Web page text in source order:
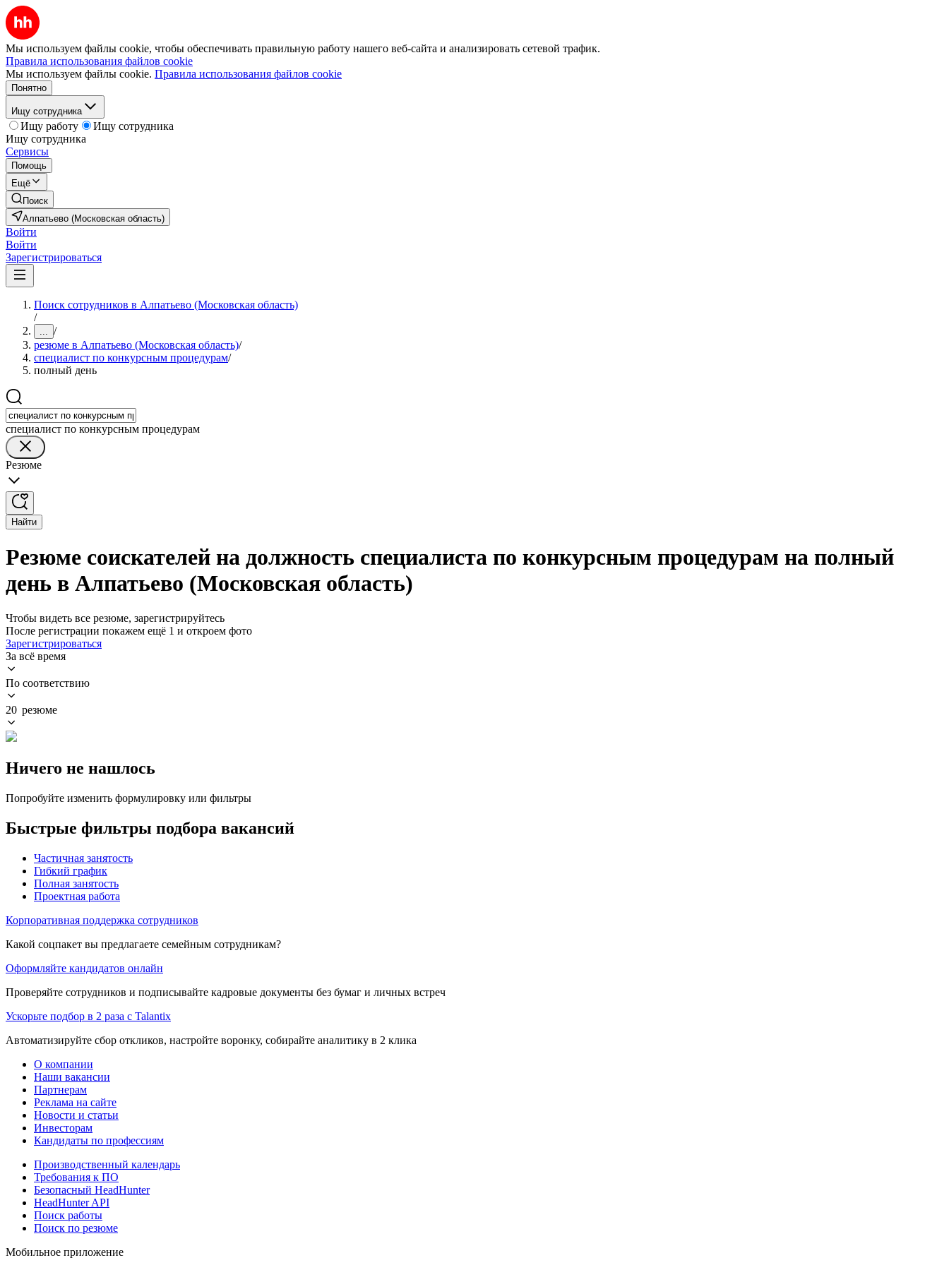
Мы используем файлы cookie, чтобы обеспечивать правильную работу нашего веб-сайта и анализировать сетевой трафик.
Правила использования файлов cookie
Мы используем файлы cookie. Правила использования файлов cookie
Понятно
Ищу сотрудника
Ищу работу
Ищу сотрудника
Ищу сотрудника
Сервисы
Помощь
Ещё
Поиск
Алпатьево (Московская область)
Войти
Войти
Зарегистрироваться
Поиск сотрудников в Алпатьево (Московская область)
/
... /
резюме в Алпатьево (Московская область)/
специалист по конкурсным процедурам/
полный день
специалист по конкурсным процедурам
Резюме
Найти
Резюме соискателей на должность специалиста по конкурсным процедурам на полный
день в Алпатьево (Московская область)
Чтобы видеть все резюме, зарегистрируйтесь
После регистрации покажем ещё 1 и откроем фото
Зарегистрироваться
За всё время
По соответствию
20 резюме
Ничего не нашлось
Попробуйте изменить формулировку или фильтры
Быстрые фильтры подбора вакансий
Частичная занятость
Гибкий график
Полная занятость
Проектная работа
Корпоративная поддержка сотрудников
Какой соцпакет вы предлагаете семейным сотрудникам?
Оформляйте кандидатов онлайн
Проверяйте сотрудников и подписывайте кадровые документы без бумаг и личных встреч
Ускорьте подбор в 2 раза с Talantix
Автоматизируйте сбор откликов, настройте воронку, собирайте аналитику в 2 клика
О компании
Наши вакансии
Партнерам
Реклама на сайте
Новости и статьи
Инвесторам
Кандидаты по профессиям
Производственный календарь
Требования к ПО
Безопасный HeadHunter
HeadHunter API
Поиск работы
Поиск по резюме
Мобильное приложение